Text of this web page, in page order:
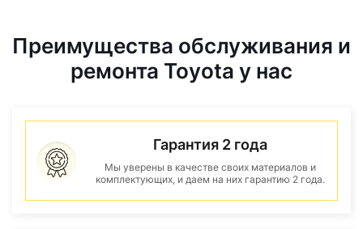
Преимущества обслуживания и
ремонта Toyota у нас
Гарантия 2 года
Мы уверены в качестве своих материалов и
комплектующих, и даем на них гарантию 2 года.